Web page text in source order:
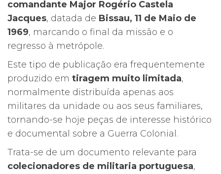
comandante Major Rogério Castela
Jacques, datada de Bissau, 11 de Maio de
1969, marcando o final da missão e o
regresso à metrópole.
Este tipo de publicação era frequentemente
produzido em tiragem muito limitada,
normalmente distribuída apenas aos
militares da unidade ou aos seus familiares,
tornando-se hoje peças de interesse histórico
e documental sobre a Guerra Colonial.
Trata-se de um documento relevante para
colecionadores de militaria portuguesa,